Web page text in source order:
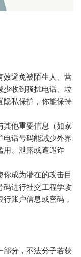
效避免被陌生人、营
少收到骚扰电话、垃
隐私保护，你能保持
其他重要信息（如家
电话号码能减少外界
用、泄露或遭遇诈
成为潜在的攻击目
码进行社交工程学攻
账户信息或密码，
部分，不法分子若获